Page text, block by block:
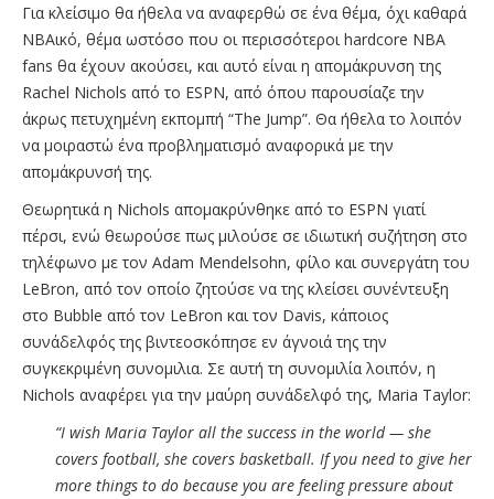
Για κλείσιμο θα ήθελα να αναφερθώ σε ένα θέμα, όχι καθαρά
NBAικό, θέμα ωστόσο που οι περισσότεροι hardcore NBA
fans θα έχουν ακούσει, και αυτό είναι η απομάκρυνση της
Rachel Nichols από το ESPN, από όπου παρουσίαζε την
άκρως πετυχημένη εκπομπή “The Jump”. Θα ήθελα το λοιπόν
να μοιραστώ ένα προβληματισμό αναφορικά με την
απομάκρυνσή της.
Θεωρητικά η Nichols απομακρύνθηκε από το ESPN γιατί
πέρσι, ενώ θεωρούσε πως μιλούσε σε ιδιωτική συζήτηση στο
τηλέφωνο με τον Adam Mendelsohn, φίλο και συνεργάτη του
LeBron, από τον οποίο ζητούσε να της κλείσει συνέντευξη
στο Bubble από τον LeBron και τον Davis, κάποιος
συνάδελφός της βιντεοσκόπησε εν άγνοιά της την
συγκεκριμένη συνομιλια. Σε αυτή τη συνομιλία λοιπόν, η
Nichols αναφέρει για την μαύρη συνάδελφό της, Maria Taylor:
“I wish Maria Taylor all the success in the world — she
covers football, she covers basketball. If you need to give her
more things to do because you are feeling pressure about